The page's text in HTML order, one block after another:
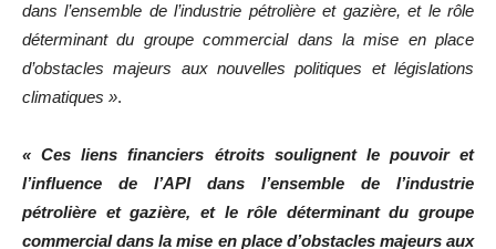
dans l’ensemble de l’industrie pétrolière et gazière, et le rôle
déterminant du groupe commercial dans la mise en place
d’obstacles majeurs aux nouvelles politiques et législations
climatiques ».
« Ces liens financiers étroits soulignent le pouvoir et
l’influence de l’API dans l’ensemble de l’industrie
pétrolière et gazière, et le rôle déterminant du groupe
commercial dans la mise en place d’obstacles majeurs aux